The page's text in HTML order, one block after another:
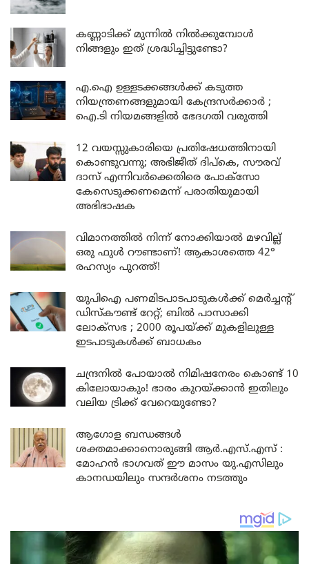
കണ്ണാടിക്ക് മുന്നിൽ നിൽക്കുമ്പോൾ
നിങ്ങളും ഇത് ശ്രദ്ധിച്ചിട്ടുണ്ടോ?
എ.ഐ ഉള്ളടക്കങ്ങൾക്ക് കടുത്ത
നിയന്ത്രണങ്ങളുമായി കേന്ദ്രസർക്കാർ ;
ഐ.ടി നിയമങ്ങളിൽ ഭേദഗതി വരുത്തി
12 വയസ്സുകാരിയെ പ്രതിഷേധത്തിനായി
കൊണ്ടുവന്നു; അഭിജീത് ദിപ്കെ, സൗരവ്
ദാസ് എന്നിവർക്കെതിരെ പോക്സോ
കേസെടുക്കണമെന്ന് പരാതിയുമായി
അഭിഭാഷക
വിമാനത്തിൽ നിന്ന് നോക്കിയാൽ മഴവില്ല്
ഒരു ഫുൾ റൗണ്ടാണ്! ആകാശത്തെ 42°
രഹസ്യം പുറത്ത്!
യുപിഐ പണമിടപാടപാടുകൾക്ക് മെർച്ചന്റ്
ഡിസ്കൗണ്ട് റേറ്റ്; ബിൽ പാസാക്കി
ലോക്സഭ ; 2000 രൂപയ്ക്ക് മുകളിലുള്ള
ഇടപാടുകൾക്ക് ബാധകം
ചന്ദ്രനിൽ പോയാൽ നിമിഷനേരം കൊണ്ട് 10
കിലോയാകും! ഭാരം കുറയ്ക്കാൻ ഇതിലും
വലിയ ട്രിക്ക് വേറെയുണ്ടോ?
ആഗോള ബന്ധങ്ങൾ
ശക്തമാക്കാനൊരുങ്ങി ആർ.എസ്.എസ് :
മോഹൻ ഭാഗവത് ഈ മാസം യു.എസിലും
കാനഡയിലും സന്ദർശനം നടത്തും